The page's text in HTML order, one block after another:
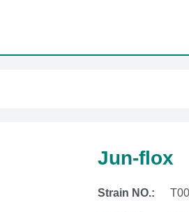
Jun-flox
Strain NO.: